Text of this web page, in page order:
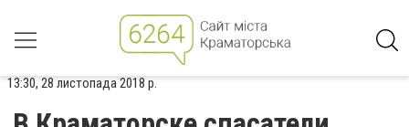
13:30, 28 листопада 2018 р.